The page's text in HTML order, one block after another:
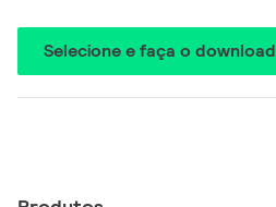
Selecione e faça o download